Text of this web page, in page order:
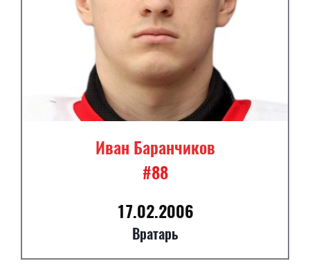
Иван Баранчиков
#88
17.02.2006
Вратарь